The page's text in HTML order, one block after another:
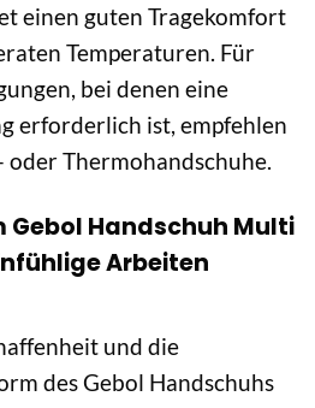
einen guten Tragekomfort
Temperaturen. Für
bei denen eine
erforderlich ist, empfehlen
Thermohandschuhe.
Gebol Handschuh Multi
Arbeiten
und die
des Gebol Handschuhs